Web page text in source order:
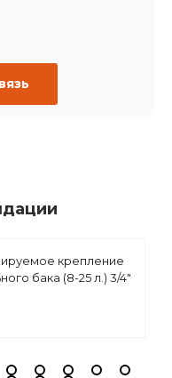
крепление
бака (8-25 л.) 3/4"